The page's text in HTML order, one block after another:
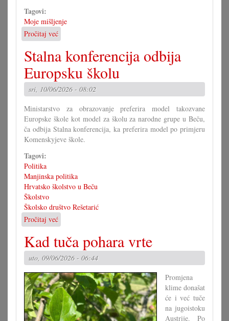
Tagovi:
Moje mišljenje
Pročitaj već
Komenskyjeva
škola
je
europska
škola
Stalna konferencija odbija
Europsku školu
sri, 10/06/2026 - 08:02
Ministarstvo za obrazovanje preferira model takozvane
Europske škole kot model za školu za narodne grupe u Beču,
ča odbija Stalna konferencija, ka preferira model po primjeru
Komenskyjeve škole.
Tagovi:
Politika
Manjinska politika
Hrvatsko školstvo u Beču
Školstvo
Školsko društvo Rešetarić
Pročitaj već
Stalna
konferencija
odbija
Europsku
školu
Kad tuča pohara vrte
uto, 09/06/2026 - 06:44
Promjena
klime donašat
će i već tuče
na jugoistoku
Austrije. Po